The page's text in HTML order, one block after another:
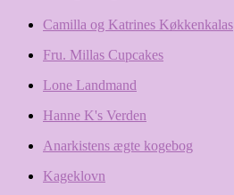
Camilla og Katrines Køkkenkalas
Fru. Millas Cupcakes
Lone Landmand
Hanne K's Verden
Anarkistens ægte kogebog
Kageklovn